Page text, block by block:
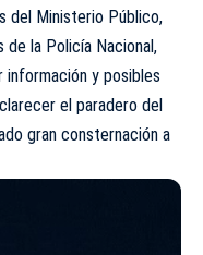
del Ministerio Público,
de la Policía Nacional,
y posibles
el paradero del
gran consternación a